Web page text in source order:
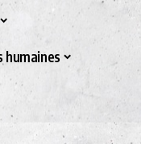
humaines